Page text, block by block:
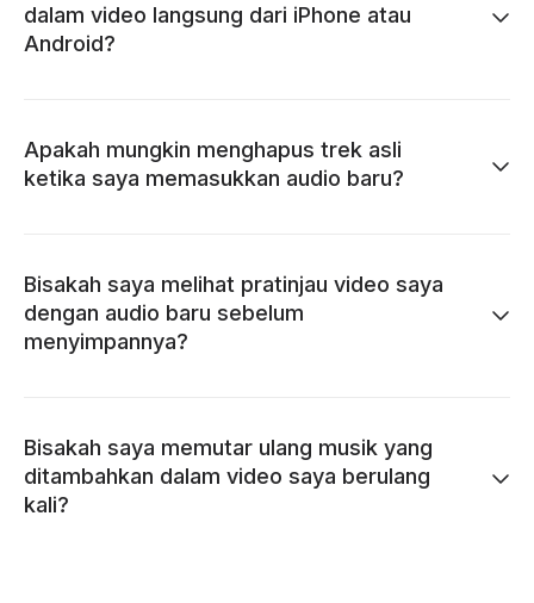
dalam video langsung dari iPhone atau
Android?
Apakah mungkin menghapus trek asli
ketika saya memasukkan audio baru?
Bisakah saya melihat pratinjau video saya
dengan audio baru sebelum
menyimpannya?
Bisakah saya memutar ulang musik yang
ditambahkan dalam video saya berulang
kali?